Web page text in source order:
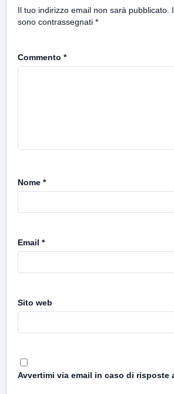
Il tuo indirizzo email non sarà pubblicato.
sono contrassegnati *
Commento *
Nome *
Email *
Sito web
Avvertimi via email in caso di risposte